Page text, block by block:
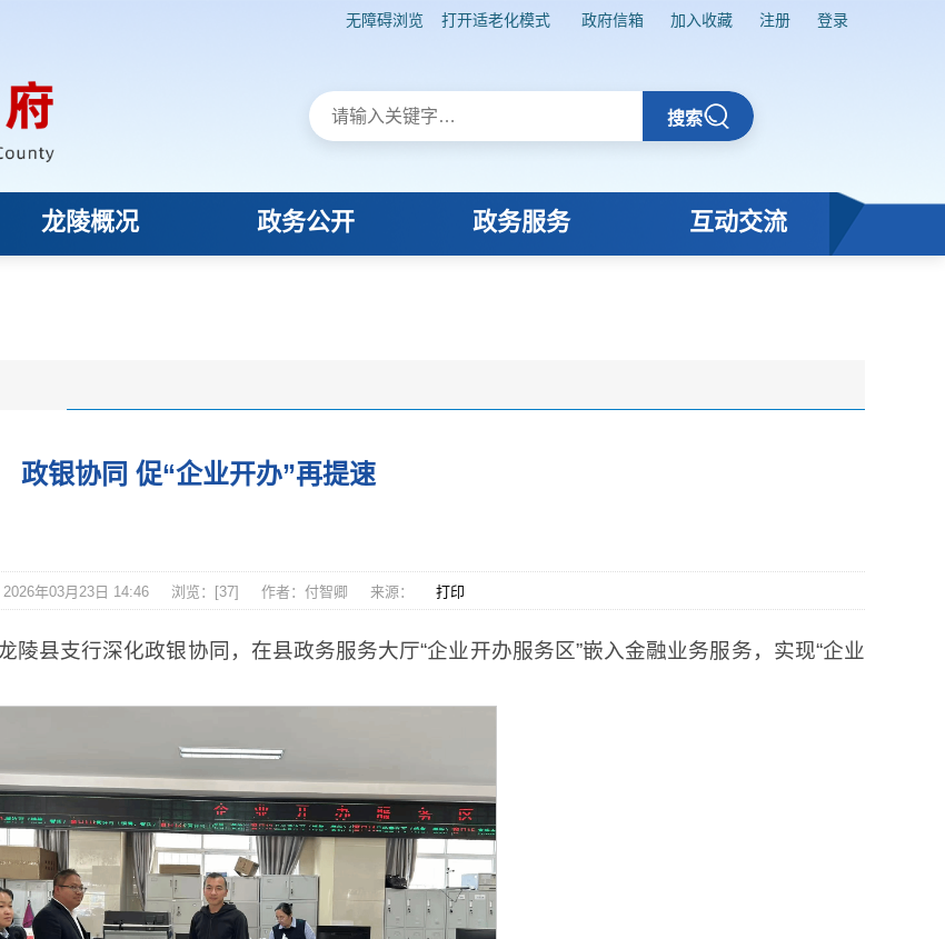
无障碍浏览 打开适老化模式 政府信箱 加入收藏 注册 登录
搜索
龙陵概况 政务公开 政务服务 互动交流
政银协同 促“企业开办”再提速
年03月23日 14:46 浏览：[37] 作者：付智卿 来源： 打印
县支行深化政银协同，在县政务服务大厅“企业开办服务区”嵌入金融业务服务，实现“企业